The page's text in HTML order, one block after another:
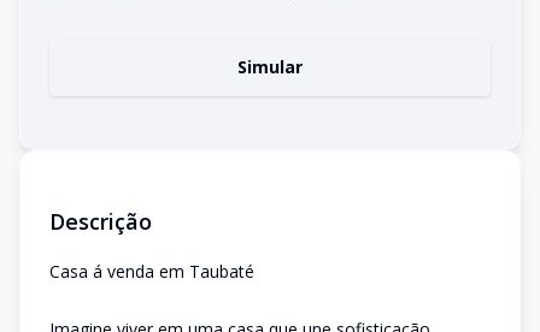
Simular
Descrição
Casa á venda em Taubaté